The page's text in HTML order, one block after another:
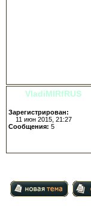
VladiMIRfRUS
Зарегистрирован:
11 июн 2015, 21:27
Сообщения: 5